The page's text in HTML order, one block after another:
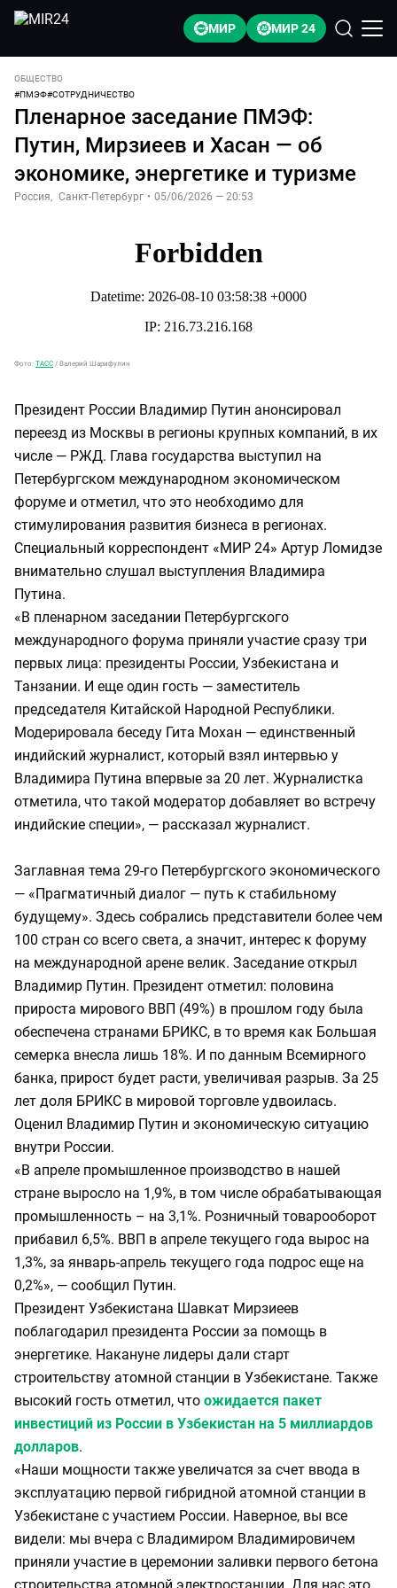
МИР МИР 24
ОБЩЕСТВО
#ПМЭФ#СОТРУДНИЧЕСТВО
Пленарное заседание ПМЭФ:
Путин, Мирзиеев и Хасан — об
экономике, энергетике и туризме
Россия, Санкт-Петербург • 05/06/2026 — 20:53
Фото: ТАСС / Валерий Шарифулин
Президент России Владимир Путин анонсировал
переезд из Москвы в регионы крупных компаний, в их
числе — РЖД. Глава государства выступил на
Петербургском международном экономическом
форуме и отметил, что это необходимо для
стимулирования развития бизнеса в регионах.
Специальный корреспондент «МИР 24» Артур Ломидзе
внимательно слушал выступления Владимира
Путина.
«В пленарном заседании Петербургского
международного форума приняли участие сразу три
первых лица: президенты России, Узбекистана и
Танзании. И еще один гость — заместитель
председателя Китайской Народной Республики.
Модерировала беседу Гита Мохан — единственный
индийский журналист, который взял интервью у
Владимира Путина впервые за 20 лет. Журналистка
отметила, что такой модератор добавляет во встречу
индийские специи», — рассказал журналист.
Заглавная тема 29-го Петербургского экономического
— «Прагматичный диалог — путь к стабильному
будущему». Здесь собрались представители более чем
100 стран со всего света, а значит, интерес к форуму
на международной арене велик. Заседание открыл
Владимир Путин. Президент отметил: половина
прироста мирового ВВП (49%) в прошлом году была
обеспечена странами БРИКС, в то время как Большая
семерка внесла лишь 18%. И по данным Всемирного
банка, прирост будет расти, увеличивая разрыв. За 25
лет доля БРИКС в мировой торговле удвоилась.
Оценил Владимир Путин и экономическую ситуацию
внутри России.
«В апреле промышленное производство в нашей
стране выросло на 1,9%, в том числе обрабатывающая
промышленность – на 3,1%. Розничный товарооборот
прибавил 6,5%. ВВП в апреле текущего года вырос на
1,3%, за январь-апрель текущего года подрос еще на
0,2%», — сообщил Путин.
Президент Узбекистана Шавкат Мирзиеев
поблагодарил президента России за помощь в
энергетике. Накануне лидеры дали старт
строительству атомной станции в Узбекистане. Также
высокий гость отметил, что ожидается пакет
инвестиций из России в Узбекистан на 5 миллиардов
долларов.
«Наши мощности также увеличатся за счет ввода в
эксплуатацию первой гибридной атомной станции в
Узбекистане с участием России. Наверное, вы все
видели: мы вчера с Владимиром Владимировичем
приняли участие в церемонии заливки первого бетона